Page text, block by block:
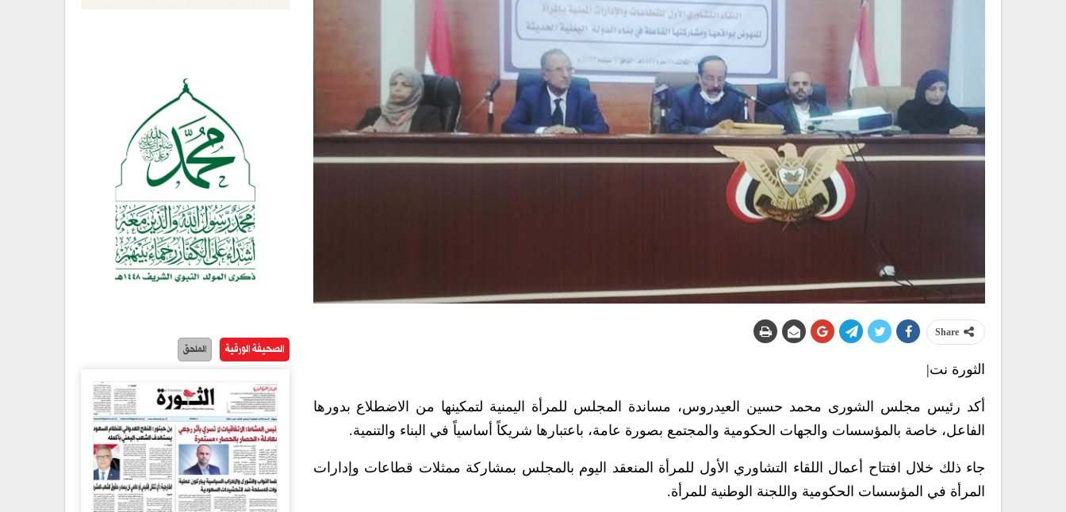
Share
الثورة نت|
أكد رئيس مجلس الشورى محمد حسين العيدروس، مساندة المجلس للمرأة اليمنية لتمكينها من الاضطلاع بدورها
الفاعل، خاصة بالمؤسسات والجهات الحكومية والمجتمع بصورة عامة، باعتبارها شريكاً أساسياً في البناء والتنمية.
جاء ذلك خلال افتتاح أعمال اللقاء التشاوري الأول للمرأة المنعقد اليوم بالمجلس بمشاركة ممثلات قطاعات وإدارات
المرأة في المؤسسات الحكومية واللجنة الوطنية للمرأة.
الصحيفة الورقية الملحق